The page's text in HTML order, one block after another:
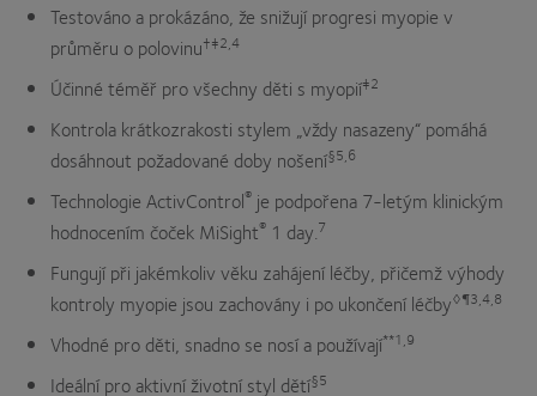
Testováno a prokázáno, že snižují progresi myopie v
průměru o polovinu†‡2,4
Účinné téměř pro všechny děti s myopií‡2
Kontrola krátkozrakosti stylem „vždy nasazeny“ pomáhá
dosáhnout požadované doby nošení§5,6
Technologie ActivControl® je podpořena 7-letým klinickým
hodnocením čoček MiSight® 1 day.7
Fungují při jakémkoliv věku zahájení léčby, přičemž výhody
kontroly myopie jsou zachovány i po ukončení léčby◊¶3,4,8
Vhodné pro děti, snadno se nosí a používají**1,9
Ideální pro aktivní životní styl dětí§5